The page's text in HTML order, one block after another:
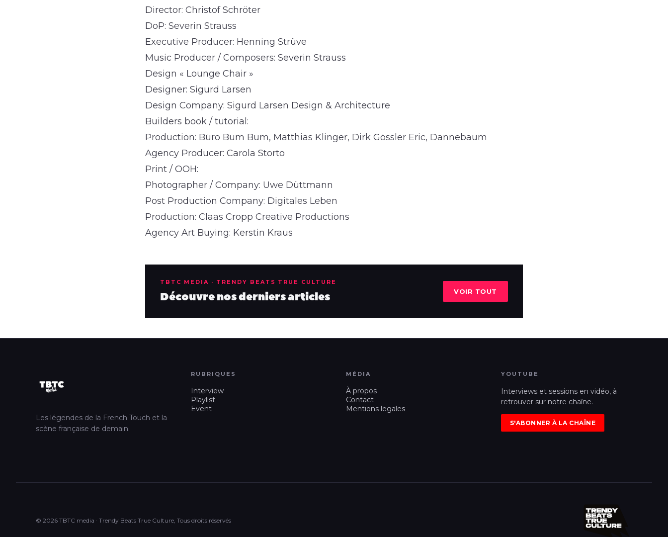
Director: Christof Schröter
DoP: Severin Strauss
Executive Producer: Henning Strüve
Music Producer / Composers: Severin Strauss
Design « Lounge Chair »
Designer: Sigurd Larsen
Design Company: Sigurd Larsen Design & Architecture
Builders book / tutorial:
Production: Büro Bum Bum, Matthias Klinger, Dirk Gössler Eric, Dannebaum
Agency Producer: Carola Storto
Print / OOH:
Photographer / Company: Uwe Düttmann
Post Production Company: Digitales Leben
Production: Claas Cropp Creative Productions
Agency Art Buying: Kerstin Kraus
TBTC MEDIA · TRENDY BEATS TRUE CULTURE
Découvre nos derniers articles VOIR TOUT
Les légendes de la French Touch et la
scène française de demain.
RUBRIQUES
Interview
Playlist
Event
MÉDIA
À propos
Contact
Mentions legales
YOUTUBE
Interviews et sessions en vidéo, à
retrouver sur notre chaîne.
S'ABONNER À LA CHAÎNE
© 2026 TBTC media · Trendy Beats True Culture, Tous droits réservés